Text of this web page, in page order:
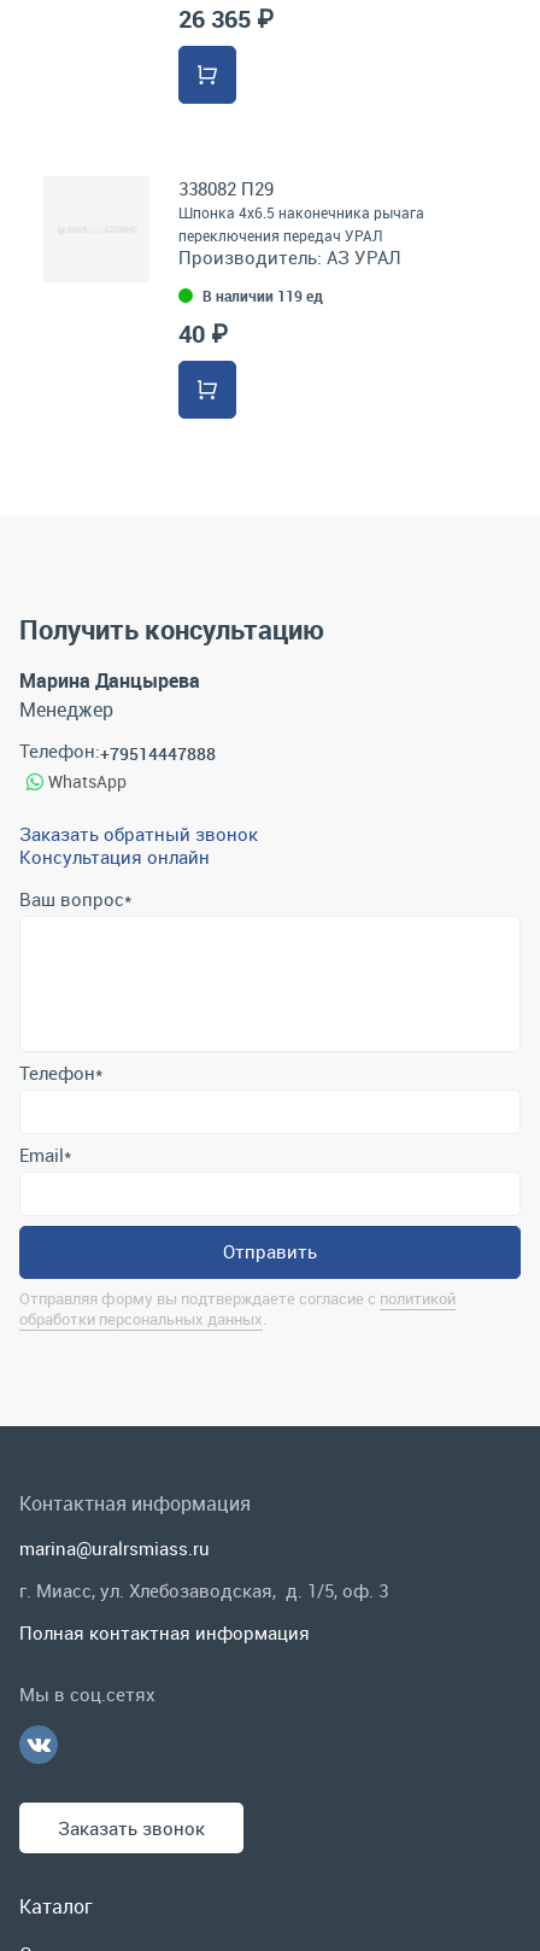
26 365 ₽
338082 П29
Шпонка 4х6.5 наконечника рычага
переключения передач УРАЛ
Производитель: АЗ УРАЛ
В наличии 119 ед
40 ₽
Получить консультацию
Марина Данцырева
Менеджер
Телефон:+79514447888
WhatsApp
Заказать обратный звонок
Консультация онлайн
Ваш вопрос*
Отправляя форму вы подтверждаете согласие с
Спецпредложения
Гарантии и возврат
Контактная информация
marina@uralrsmiass.ru
Заказать звонок